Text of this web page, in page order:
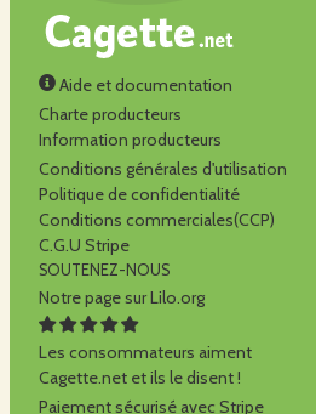
Aide et documentation
Charte producteurs
Information producteurs
Conditions générales d'utilisation
Politique de confidentialité
Conditions commerciales(CCP)
C.G.U Stripe
SOUTENEZ-NOUS
Notre page sur Lilo.org
Les consommateurs aiment
Cagette.net et ils le disent !
Paiement sécurisé avec Stripe